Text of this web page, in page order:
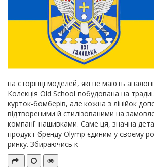
на сторінці моделей, які не мають
Колекція Old School побудована на
курток-бомберів, але кожна з лінійок
відтвореними й стилізованими на
компанії нашивками. Саме ця, значна
продукт бренду Olymp єдиним у своєму
ринку. Збираючись к